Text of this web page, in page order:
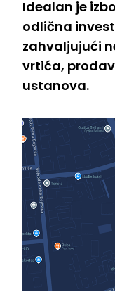
Idealan je
odlična
zahvaljujući
vrtića,
ustanova.